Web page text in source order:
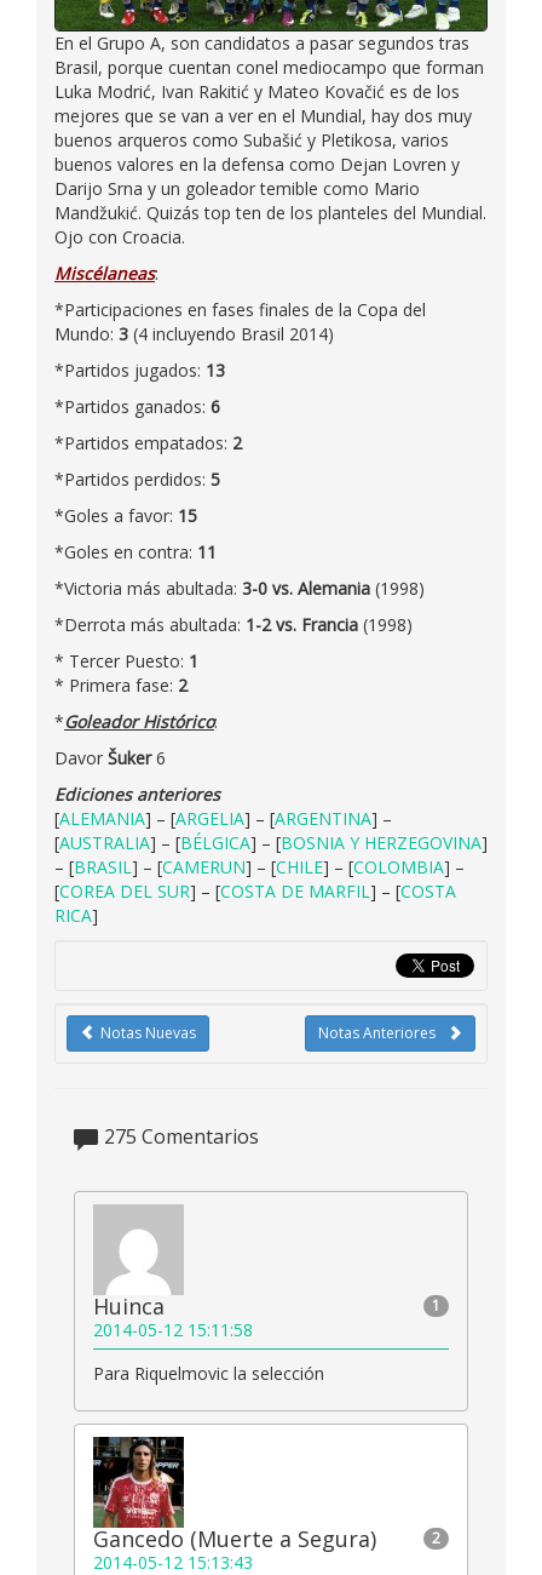
En el Grupo A, son candidatos a pasar segundos tras
Brasil, porque cuentan conel mediocampo que forman
Luka Modrić, Ivan Rakitić y Mateo Kovačić es de los
mejores que se van a ver en el Mundial, hay dos muy
buenos arqueros como Subašić y Pletikosa, varios
buenos valores en la defensa como Dejan Lovren y
Darijo Srna y un goleador temible como Mario
Mandžukić. Quizás top ten de los planteles del Mundial.
Ojo con Croacia.
Miscélaneas:
*Participaciones en fases finales de la Copa del
Mundo: 3 (4 incluyendo Brasil 2014)
*Partidos jugados: 13
*Partidos ganados: 6
*Partidos empatados: 2
*Partidos perdidos: 5
*Goles a favor: 15
*Goles en contra: 11
*Victoria más abultada: 3-0 vs. Alemania (1998)
*Derrota más abultada: 1-2 vs. Francia (1998)
* Tercer Puesto: 1
* Primera fase: 2
*Goleador Histórico:
Davor Šuker6
Ediciones anteriores
[ALEMANIA] – [ARGELIA] – [ARGENTINA] –
[AUSTRALIA] – [BÉLGICA] – [BOSNIA Y HERZEGOVINA]
– [BRASIL] – [CAMERUN] – [CHILE] – [COLOMBIA] –
[COREA DEL SUR] – [COSTA DE MARFIL] – [COSTA
RICA]
Notas Anteriores
Notas Nuevas
275 Comentarios
1
Huinca
2014-05-12 15:11:58
Para Riquelmovic la selección
2
Gancedo (Muerte a Segura)
2014-05-12 15:13:43